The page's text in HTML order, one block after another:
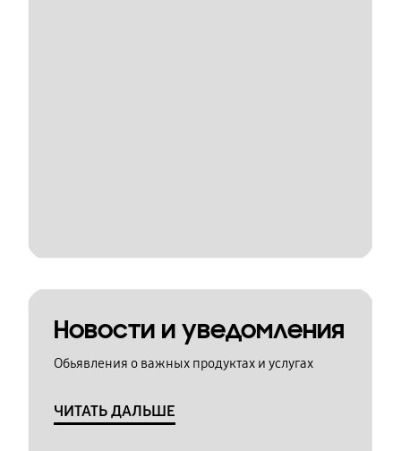
Новости и уведомления
Обьявления о важных продуктах и услугах
ЧИТАТЬ ДАЛЬШЕ